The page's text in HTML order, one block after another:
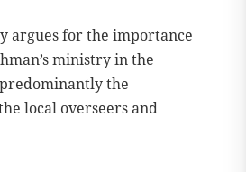
argues for the importance
ministry in the
the
local overseers and